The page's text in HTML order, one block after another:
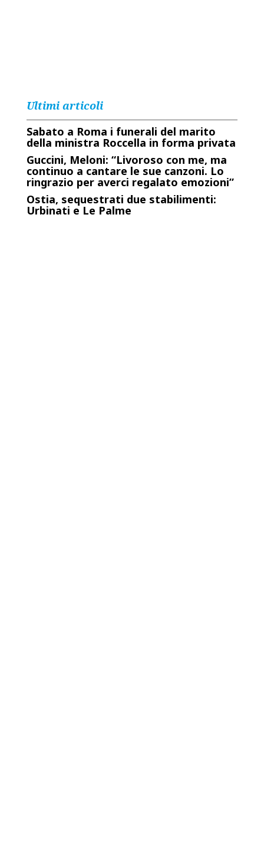
Ultimi articoli
Sabato a Roma i funerali del marito
della ministra Roccella in forma privata
Guccini, Meloni: “Livoroso con me, ma
continuo a cantare le sue canzoni. Lo
ringrazio per averci regalato emozioni”
Ostia, sequestrati due stabilimenti:
Urbinati e Le Palme